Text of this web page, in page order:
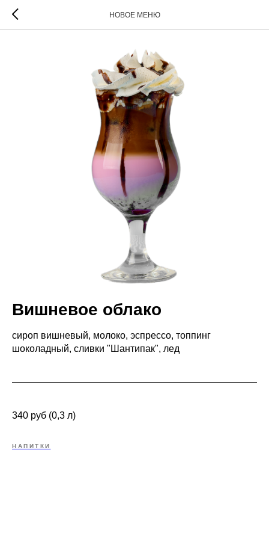
НОВОЕ МЕНЮ
Вишневое облако
сироп вишневый, молоко, эспрессо, топпинг
шоколадный, сливки "Шантипак", лед
340 руб (0,3 л)
НАПИТКИ